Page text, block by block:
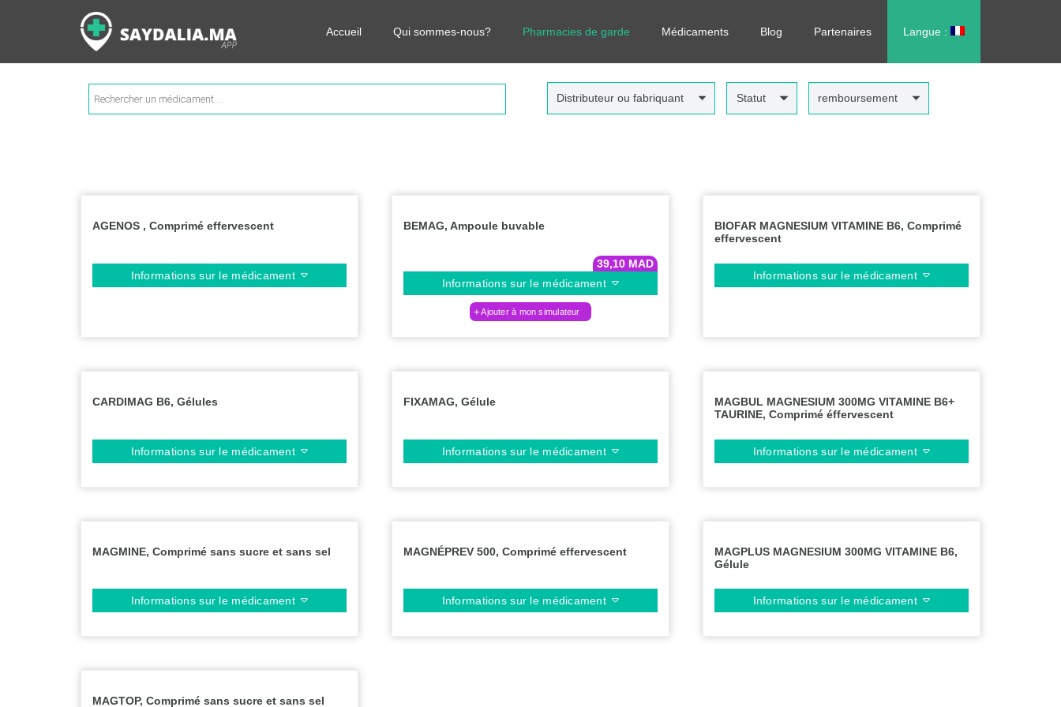
Accueil Qui sommes-nous? Pharmacies de garde Médicaments Blog Partenaires Langue :
Rechercher les informations sur vos médicaments, leurs prix et estimer ainsi le coût total de votre ordonnance, sans vous déplacer !
Recherche
de
produits
Distributeur ou fabriquant Statut remboursement
AGENOS , Comprimé effervescent
Informations sur le médicament
BEMAG, Ampoule buvable
39,10 MAD
Informations sur le médicament
Ajouter à mon simulateur
BIOFAR MAGNESIUM VITAMINE B6, Comprimé
effervescent
Informations sur le médicament
CARDIMAG B6, Gélules
Informations sur le médicament
FIXAMAG, Gélule
Informations sur le médicament
MAGBUL MAGNESIUM 300MG VITAMINE B6+
TAURINE, Comprimé éffervescent
Informations sur le médicament
MAGMINE, Comprimé sans sucre et sans sel
Informations sur le médicament
MAGNÉPREV 500, Comprimé effervescent
Informations sur le médicament
MAGPLUS MAGNESIUM 300MG VITAMINE B6,
Gélule
Informations sur le médicament
MAGTOP, Comprimé sans sucre et sans sel